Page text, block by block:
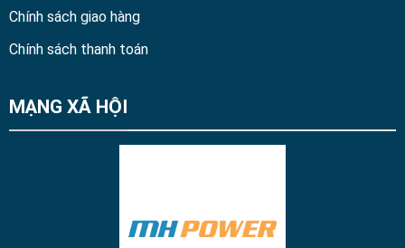
Chính sách giao hàng
Chính sách thanh toán
MẠNG XÃ HỘI